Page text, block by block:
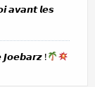
𝙖𝙫𝙖𝙣𝙩 𝙡𝙚𝙨
𝙅𝙤𝙚𝙗𝙖𝙧𝙯 !